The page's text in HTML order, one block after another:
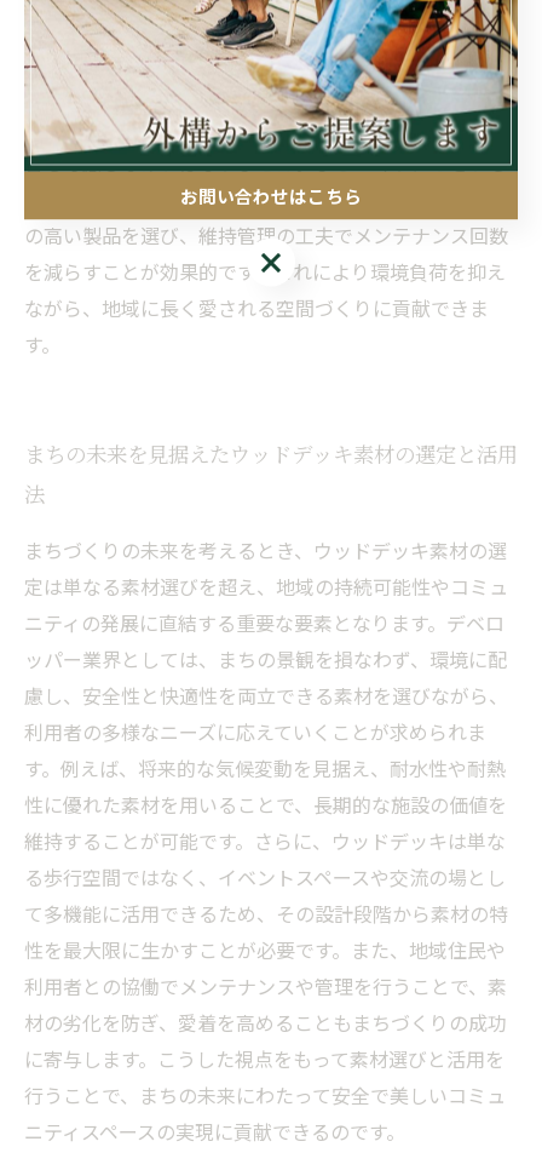
プラスチック使用量を考慮すると、一概に環境負荷が低
いとはいえない複雑さがあります。また、メンテナンス
性も環境配慮と切り離せない要素です。頻繁な塗装や補
修が必要な場合、使用する塗料や溶剤が環境に与える影
響も考慮しなければなりません。まちづくりにふさわし
い環境に配慮したウッドデッキ素材を選ぶには、耐久性
の高い製品を選び、維持管理の工夫でメンテナンス回数
を減らすことが効果的です。これにより環境負荷を抑え
ながら、地域に長く愛される空間づくりに貢献できま
す。
まちの未来を見据えたウッドデッキ素材の選定と活用
法
まちづくりの未来を考えるとき、ウッドデッキ素材の選
定は単なる素材選びを超え、地域の持続可能性やコミュ
ニティの発展に直結する重要な要素となります。デベロ
ッパー業界としては、まちの景観を損なわず、環境に配
慮し、安全性と快適性を両立できる素材を選びながら、
利用者の多様なニーズに応えていくことが求められま
す。例えば、将来的な気候変動を見据え、耐水性や耐熱
性に優れた素材を用いることで、長期的な施設の価値を
維持することが可能です。さらに、ウッドデッキは単な
る歩行空間ではなく、イベントスペースや交流の場とし
て多機能に活用できるため、その設計段階から素材の特
性を最大限に生かすことが必要です。また、地域住民や
利用者との協働でメンテナンスや管理を行うことで、素
材の劣化を防ぎ、愛着を高めることもまちづくりの成功
に寄与します。こうした視点をもって素材選びと活用を
行うことで、まちの未来にわたって安全で美しいコミュ
ニティスペースの実現に貢献できるのです。
お問い合わせはこちら
お問い合わせはこちら